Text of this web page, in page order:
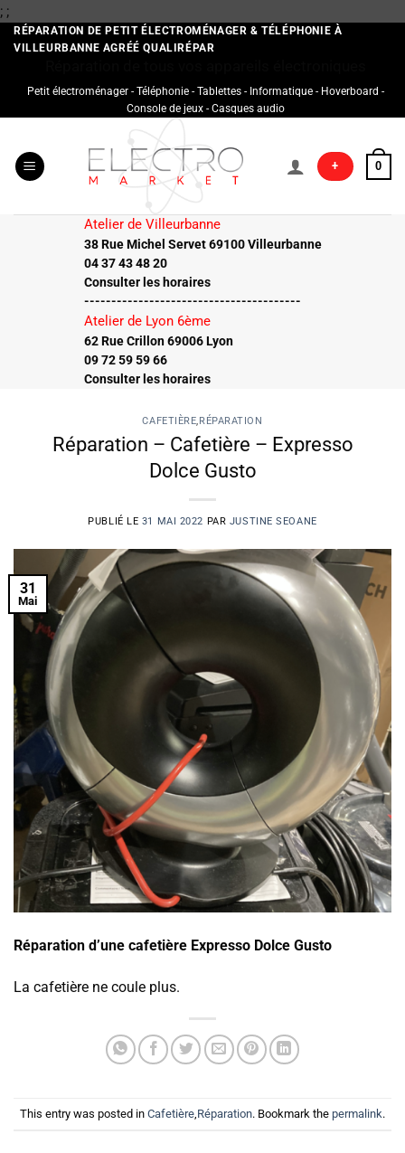
; ;Passer
au
contenu
RÉPARATION DE PETIT ÉLECTROMÉNAGER & TÉLÉPHONIE À
VILLEURBANNE AGRÉÉ QUALIRÉPAR
Petit électroménager - Téléphonie - Tablettes - Informatique - Hoverboard -
Console de jeux - Casques audio
+ 0
Atelier de Villeurbanne
38 Rue Michel Servet 69100 Villeurbanne
04 37 43 48 20
Consulter les horaires
----------------------------------------
Atelier de Lyon 6ème
62 Rue Crillon 69006 Lyon
09 72 59 59 66
Consulter les horaires
CAFETIÈRE, RÉPARATION
Réparation – Cafetière – Expresso
Dolce Gusto
PUBLIÉ LE 31 MAI 2022 PAR JUSTINE SEOANE
31
Mai
Réparation d’une cafetière Expresso Dolce Gusto
La cafetière ne coule plus.
This entry was posted in Cafetière Réparation. Bookmark the permalink.